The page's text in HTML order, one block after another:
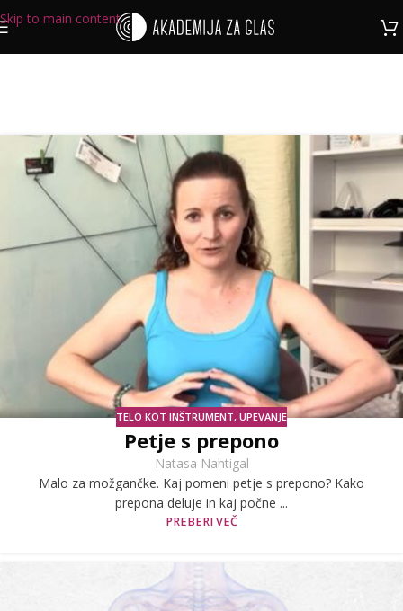
Skip to main content
TELO KOT INŠTRUMENT, UPEVANJE
Petje s prepono
Natasa Nahtigal
Malo za možgančke. Kaj pomeni petje s prepono? Kako
prepona deluje in kaj počne ...
PREBERI VEČ